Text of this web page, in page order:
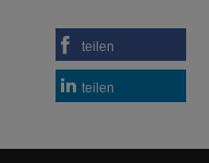
teilen
teilen